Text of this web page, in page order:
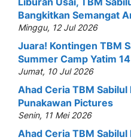
Bangkitkan Semangat
Minggu, 12 Jul 2026
Juara! Kontingen TBM
Summer Camp Yatim 14
Jumat, 10 Jul 2026
Ahad Ceria TBM
Punakawan Pictures
Senin, 11 Mei 2026
Ahad Ceria TBM